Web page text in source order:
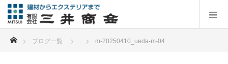
ブログ一覧 m-20250410_ueda-m-04